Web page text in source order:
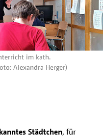
im kath.
Alexandra Herger)
Städtchen, für